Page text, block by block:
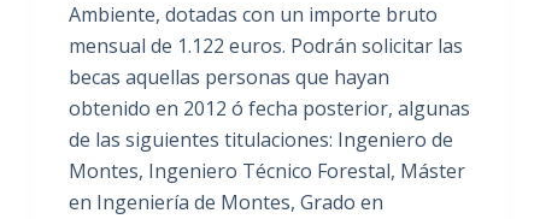
Ambiente, dotadas con un importe bruto
mensual de 1.122 euros. Podrán solicitar las
becas aquellas personas que hayan
obtenido en 2012 ó fecha posterior, algunas
de las siguientes titulaciones: Ingeniero de
Montes, Ingeniero Técnico Forestal, Máster
en Ingeniería de Montes, Grado en